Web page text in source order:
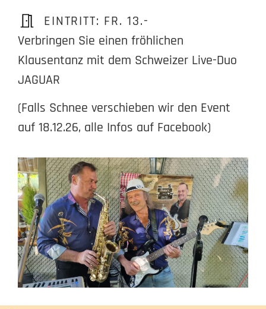
EINTRITT: FR. 13.-
Verbringen Sie einen fröhlichen
Klausentanz mit dem Schweizer Live-Duo
JAGUAR
(Falls Schnee verschieben wir den Event
auf 18.12.26, alle Infos auf Facebook)